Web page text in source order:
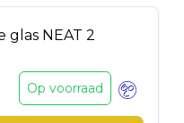
glas NEAT 2
Op voorraad